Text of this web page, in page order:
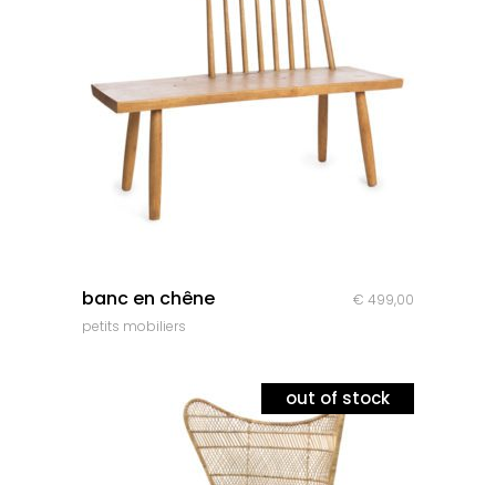
banc en chêne € 499,00
petits mobiliers
sale
out of stock